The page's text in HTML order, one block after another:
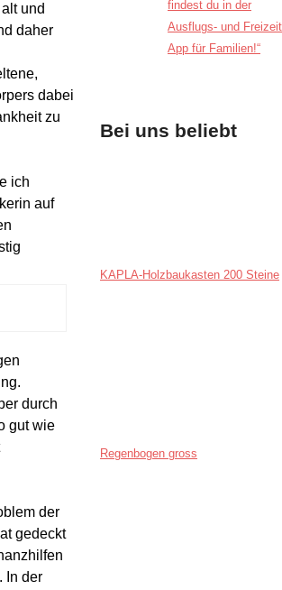
und
daher
dabei
zu
ich
auf
durch
gut wie
der
gedeckt
In der
Bei uns beliebt
KAPLA-Holzbaukasten 200 Steine
Regenbogen gross